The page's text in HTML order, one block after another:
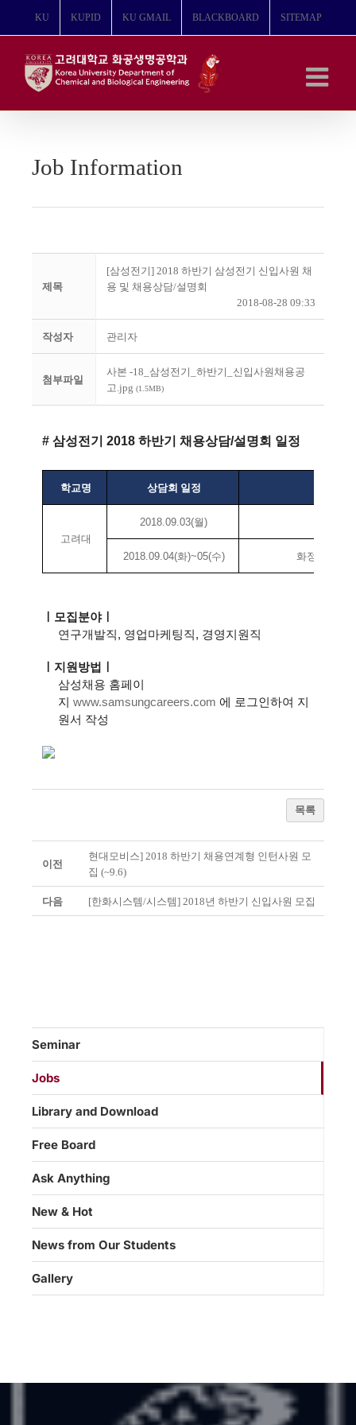
뛰
KU KUPID KU GMAIL BLACKBOARD SITEMAP
Job Information
제목
[삼성전기] 2018 하반기 삼성전기 신입사원 채
용 및 채용상담/설명회
2018-08-28 09:33
작성자 관리자
첨부파일
사본 -18_삼성전기_하반기_신입사원채용공
고.jpg (1.5MB)
# 삼성전기 2018 하반기 채용상담/설명회 일정
학교명 상담회 일정
고려대
2018.09.03(월)
2018.09.04(화)~05(수) 화정체육관
ㅣ모집분야ㅣ
​연구개발직, 영업마케팅직, 경영지원직
ㅣ지원방법ㅣ
삼성채용 홈페이
지 www.samsungcareers.com 에 로그인하여 지
원서 작성
목록
이전
현대모비스] 2018 하반기 채용연계형 인턴사원 모
집 (~9.6)
다음 [한화시스템/시스템] 2018년 하반기 신입사원 모집
Seminar
Jobs
Library and Download
Free Board
Ask Anything
New & Hot
News from Our Students
Gallery